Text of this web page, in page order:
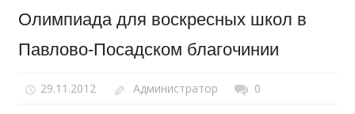
Олимпиада для воскресных школ в
Павлово-Посадском благочинии
29.11.2012 Администратор 0